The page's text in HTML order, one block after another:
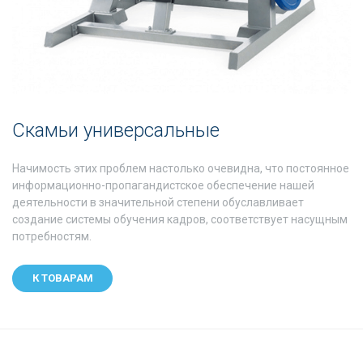
Скамьи универсальные
Начимость этих проблем настолько очевидна, что постоянное
информационно-пропагандистское обеспечение нашей
деятельности в значительной степени обуславливает
создание системы обучения кадров, соответствует насущным
потребностям.
К ТОВАРАМ